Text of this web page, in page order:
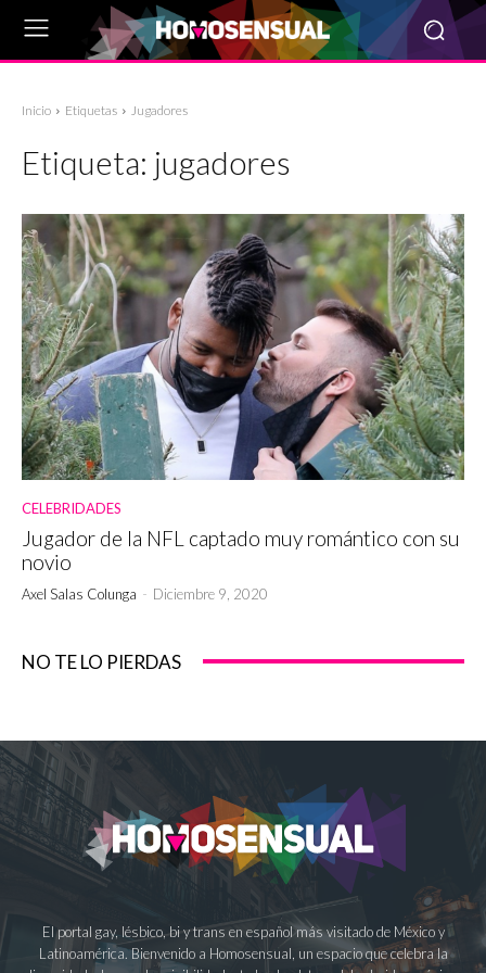
Inicio Etiquetas Jugadores
Etiqueta: jugadores
CELEBRIDADES
Jugador de la NFL captado muy romántico con su
novio
Axel Salas Colunga - Diciembre 9, 2020
NO TE LO PIERDAS
El portal gay, lésbico, bi y trans en español más visitado de México y
Latinoamérica. Bienvenido a Homosensual, un espacio que celebra la